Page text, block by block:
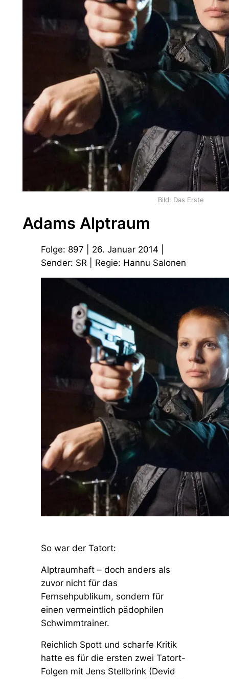
Bild: Das Erste
Adams Alptraum
Folge: 897 | 26. Januar 2014 |
Sender: SR | Regie: Hannu Salonen
So war der Tatort:
Alptraumhaft – doch anders als
zuvor nicht für das
Fernsehpublikum, sondern für
einen vermeintlich pädophilen
Schwimmtrainer.
Reichlich Spott und scharfe Kritik
hatte es für die ersten zwei Tatort-
Folgen mit Jens Stellbrink (Devid